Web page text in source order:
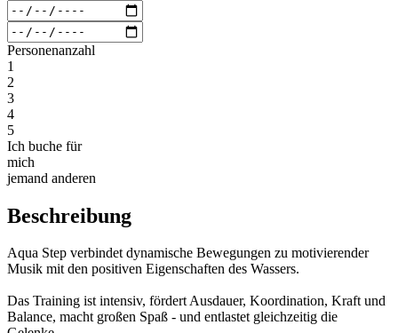
Personenanzahl
1
2
3
4
5
Ich buche für
mich
jemand anderen
Beschreibung
Aqua Step verbindet dynamische Bewegungen zu motivierender
Musik mit den positiven Eigenschaften des Wassers.
Das Training ist intensiv, fördert Ausdauer, Koordination, Kraft und
Balance, macht großen Spaß - und entlastet gleichzeitig die